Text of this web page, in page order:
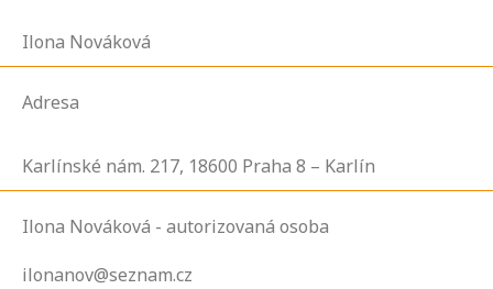
Ilona Nováková
Adresa
Karlínské nám. 217, 18600 Praha 8 – Karlín
Ilona Nováková - autorizovaná osoba
ilonanov@seznam.cz